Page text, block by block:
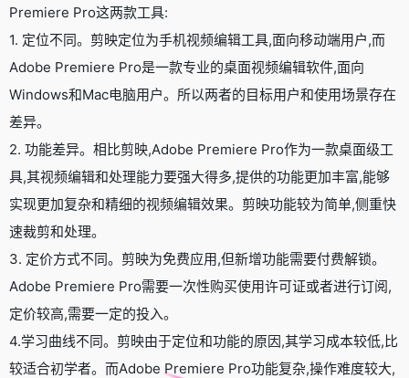
Premiere Pro这两款工具:
1. 定位不同。剪映定位为手机视频编辑工具,面向移动端用户,而
Adobe Premiere Pro是一款专业的桌面视频编辑软件,面向
Windows和Mac电脑用户。所以两者的目标用户和使用场景存在
差异。
2. 功能差异。相比剪映,Adobe Premiere Pro作为一款桌面级工
具,其视频编辑和处理能力要强大得多,提供的功能更加丰富,能够
实现更加复杂和精细的视频编辑效果。剪映功能较为简单,侧重快
速裁剪和处理。
3. 定价方式不同。剪映为免费应用,但新增功能需要付费解锁。
Adobe Premiere Pro需要一次性购买使用许可证或者进行订阅,
定价较高,需要一定的投入。
4.学习曲线不同。剪映由于定位和功能的原因,其学习成本较低,比
较适合初学者。而Adobe Premiere Pro功能复杂,操作难度较大,